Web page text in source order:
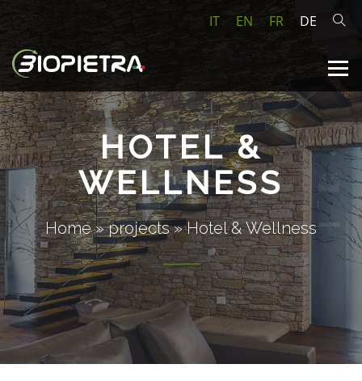
IT EN FR DE
HOTEL &
WELLNESS
Home»projects»Hotel & Wellness